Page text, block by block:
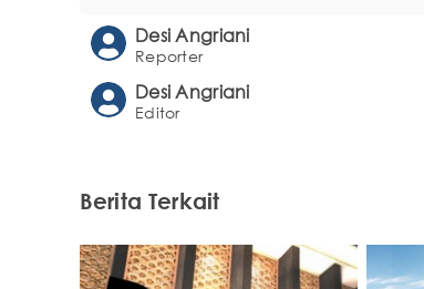
Desi Angriani
Reporter
Desi Angriani
Editor
Berita Terkait